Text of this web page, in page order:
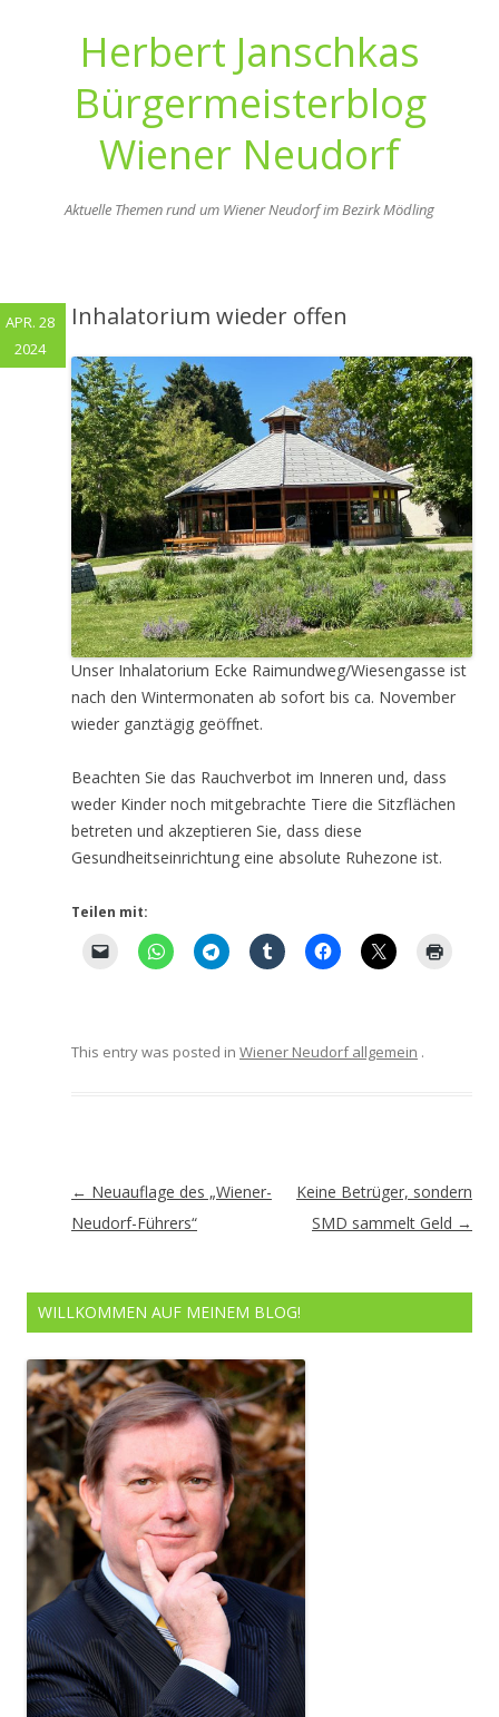
Herbert Janschkas
Bürgermeisterblog
Wiener Neudorf
Aktuelle Themen rund um Wiener Neudorf im Bezirk Mödling
Inhalatorium wieder offen
Unser Inhalatorium Ecke Raimundweg/Wiesengasse ist
nach den Wintermonaten ab sofort bis ca. November
wieder ganztägig geöffnet.
Beachten Sie das Rauchverbot im Inneren und, dass
weder Kinder noch mitgebrachte Tiere die Sitzflächen
betreten und akzeptieren Sie, dass diese
Gesundheitseinrichtung eine absolute Ruhezone ist.
Teilen mit:
This entry was posted in Wiener Neudorf allgemein .
APR. 28
2024
Artikel-
Navigation
← Neuauflage des „Wiener-
Neudorf-Führers“
Keine Betrüger, sondern
SMD sammelt Geld →
WILLKOMMEN AUF MEINEM BLOG!